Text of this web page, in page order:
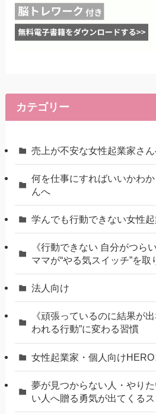
カテゴリー
売上が不安な女性起業家さ
何を仕事にすればいいかわ
んへ
学んでも行動できない女性
《行動できない 自分がつら
ママが“やる気スイッチ”を取
法人向け
《頑張っているのに結果が
われる行動”に変わる習慣
女性起業家・個人向け
夢が見つからない人・やり
い人へ贈る勇気が出てくる